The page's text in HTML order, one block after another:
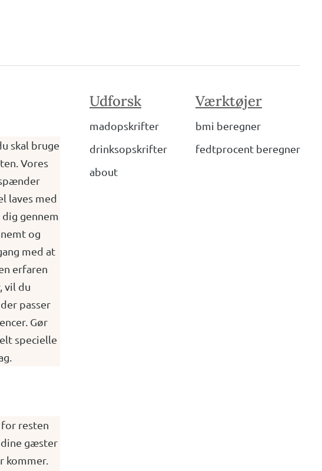
skal bruge
Vores
laves med
gennem
og
med at
erfaren
vil du
passer
Gør
specielle
resten
gæster
kommer.
Udforsk
madopskrifter
drinksopskrifter
about
Værktøjer
bmi beregner
fedtprocent beregner